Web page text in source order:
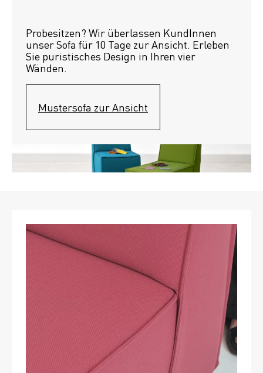
Probesitzen? Wir überlassen KundInnen
unser Sofa für 10 Tage zur Ansicht. Erleben
Sie puristisches Design in Ihren vier
Wänden.
Mustersofa zur Ansicht